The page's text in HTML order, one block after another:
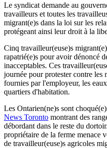
Le syndicat demande au
travailleurs et toutes les
migrant(e)s dans la loi sur les
protégeant ainsi leur droit à la
Cinq travailleur(euse)s
rapatrié(e)s pour avoir dénoncé
inacceptables. Ces
journée pour protester contre les
fournies par l'employeur, les
quartiers d'habitation.
Les Ontarien(ne)s sont
News Toronto montrant des
débordant dans le reste du
propriétaire de la ferme menace
de travailleur(euse)s agricoles